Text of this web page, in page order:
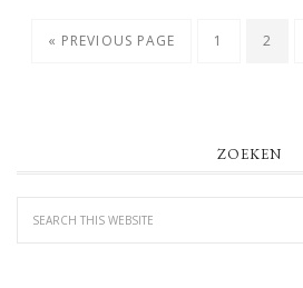
« GO
PREVIOUS PAGE PAGE
1 PAGE
2
ZOEKEN